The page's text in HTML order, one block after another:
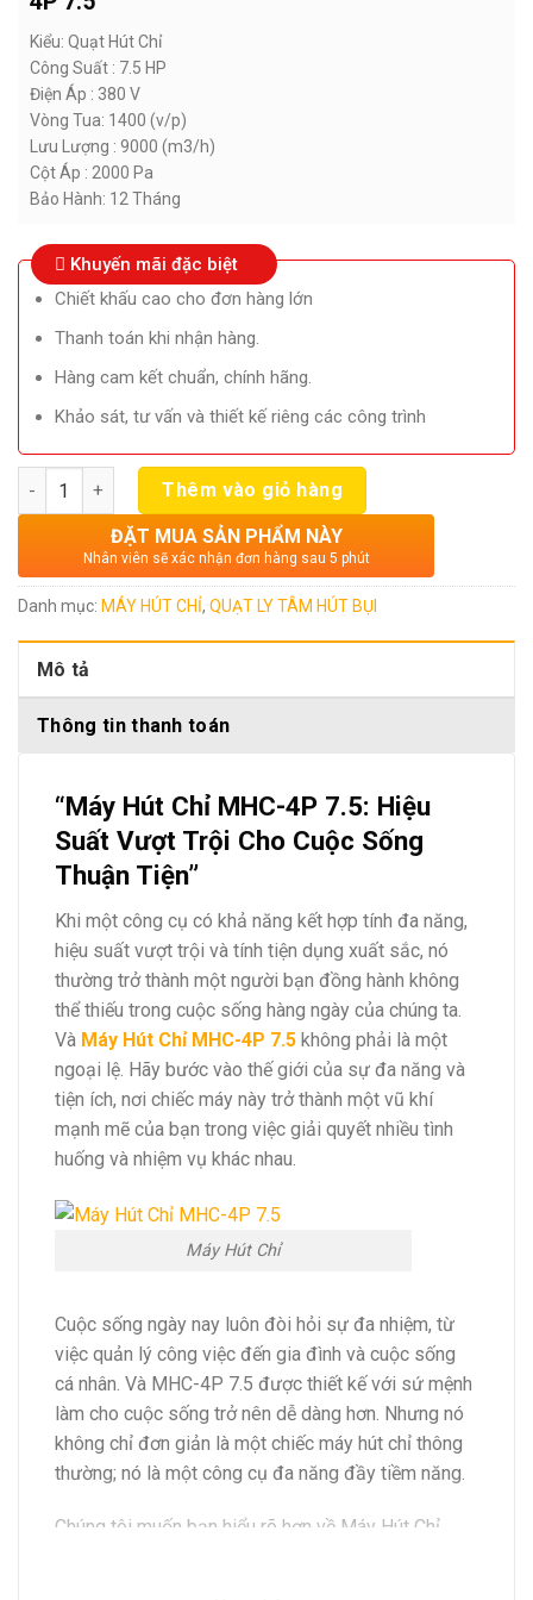
Kiểu: Quạt Hút Chỉ
Công Suất : 7.5 HP
Điện Áp : 380 V
Vòng Tua: 1400 (v/p)
Lưu Lượng : 9000 (m3/h)
Cột Áp : 2000 Pa
Bảo Hành: 12 Tháng
Khuyến mãi đặc biệt
Chiết khấu cao cho đơn hàng lớn
Thanh toán khi nhận hàng.
Hàng cam kết chuẩn, chính hãng.
Khảo sát, tư vấn và thiết kế riêng các công trình
Số lượng Thêm vào giỏ hàng
ĐẶT MUA SẢN PHẨM NÀY
Nhân viên sẽ xác nhận đơn hàng sau 5 phút
Danh mục: MÁY HÚT CHỈ, QUẠT LY TÂM HÚT BỤI
Mô tả
Thông tin thanh toán
“Máy Hút Chỉ MHC-4P 7.5: Hiệu
Suất Vượt Trội Cho Cuộc Sống
Thuận Tiện”
Khi một công cụ có khả năng kết hợp tính đa năng,
hiệu suất vượt trội và tính tiện dụng xuất sắc, nó
thường trở thành một người bạn đồng hành không
thể thiếu trong cuộc sống hàng ngày của chúng ta.
Và Máy Hút Chỉ MHC-4P 7.5 không phải là một
ngoại lệ. Hãy bước vào thế giới của sự đa năng và
tiện ích, nơi chiếc máy này trở thành một vũ khí
mạnh mẽ của bạn trong việc giải quyết nhiều tình
huống và nhiệm vụ khác nhau.
Máy Hút Chỉ
Cuộc sống ngày nay luôn đòi hỏi sự đa nhiệm, từ
việc quản lý công việc đến gia đình và cuộc sống
cá nhân. Và MHC-4P 7.5 được thiết kế với sứ mệnh
làm cho cuộc sống trở nên dễ dàng hơn. Nhưng nó
không chỉ đơn giản là một chiếc máy hút chỉ thông
thường; nó là một công cụ đa năng đầy tiềm năng.
Chúng tôi muốn bạn hiểu rõ hơn về Máy Hút Chỉ